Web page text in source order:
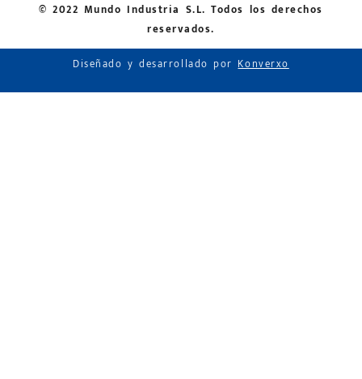
© 2022 Mundo Industria S.L. Todos los derechos
reservados.
Diseñado y desarrollado porKonverxo